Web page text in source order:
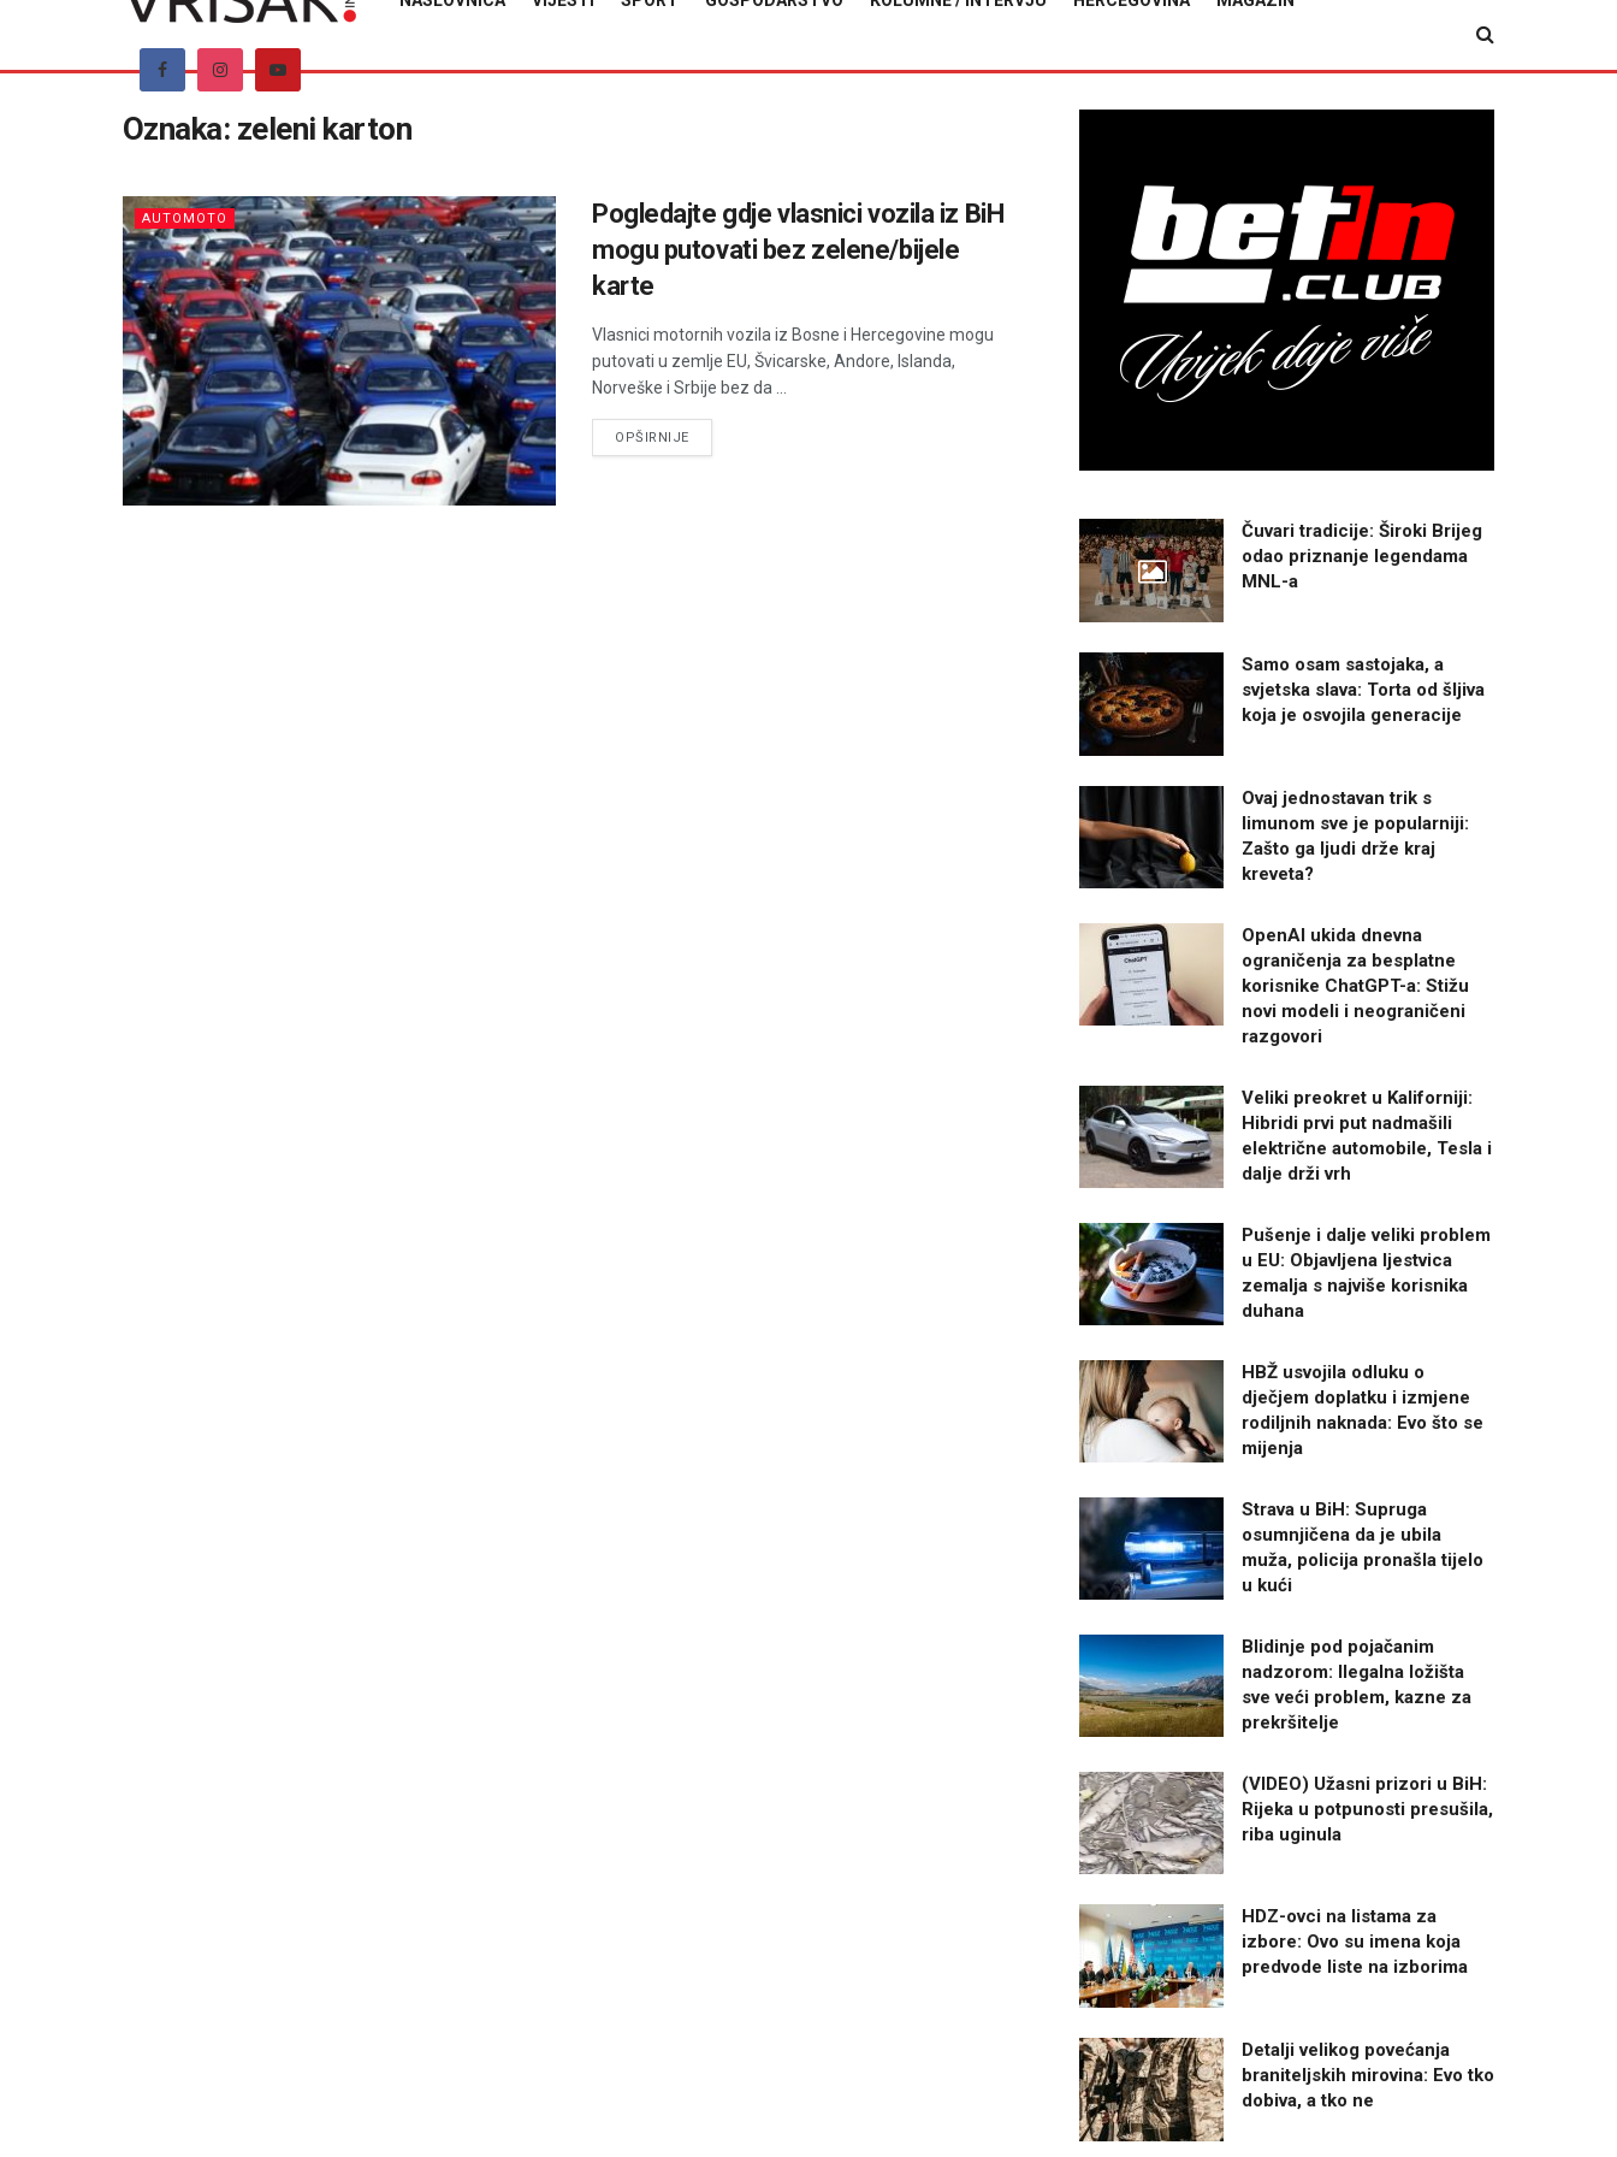
Oznaka: zeleni karton
AUTOMOTO
Pogledajte gdje vlasnici vozila iz BiH
mogu putovati bez zelene/bijele
karte
Vlasnici motornih vozila iz Bosne i Hercegovine mogu
putovati u zemlje EU, Švicarske, Andore, Islanda,
Norveške i Srbije bez da ...
OPŠIRNIJEDETAILS
Čuvari tradicije: Široki Brijeg
odao priznanje legendama
MNL-a
Samo osam sastojaka, a
svjetska slava: Torta od šljiva
koja je osvojila generacije
Ovaj jednostavan trik s
limunom sve je popularniji:
Zašto ga ljudi drže kraj
kreveta?
OpenAI ukida dnevna
ograničenja za besplatne
korisnike ChatGPT-a: Stižu
novi modeli i neograničeni
razgovori
Veliki preokret u Kaliforniji:
Hibridi prvi put nadmašili
električne automobile, Tesla i
dalje drži vrh
Pušenje i dalje veliki problem
u EU: Objavljena ljestvica
zemalja s najviše korisnika
duhana
HBŽ usvojila odluku o
dječjem doplatku i izmjene
rodiljnih naknada: Evo što se
mijenja
Strava u BiH: Supruga
osumnjičena da je ubila
muža, policija pronašla tijelo
u kući
Blidinje pod pojačanim
nadzorom: Ilegalna ložišta
sve veći problem, kazne za
prekršitelje
(VIDEO) Užasni prizori u BiH:
Rijeka u potpunosti presušila,
riba uginula
HDZ-ovci na listama za
izbore: Ovo su imena koja
predvode liste na izborima
Detalji velikog povećanja
braniteljskih mirovina: Evo tko
dobiva, a tko ne